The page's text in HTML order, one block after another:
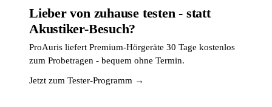
Lieber von zuhause testen - statt
Akustiker-Besuch?
ProAuris liefert Premium-Hörgeräte 30 Tage kostenlos
zum Probetragen - bequem ohne Termin.
Jetzt zum Tester-Programm →